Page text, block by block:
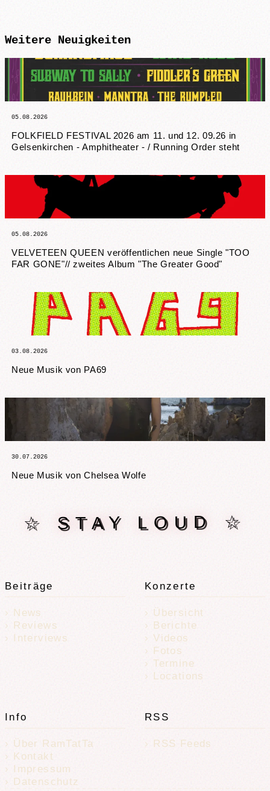
Weitere Neuigkeiten
05.08.2026
FOLKFIELD FESTIVAL 2026 am 11. und 12. 09.26 in
Gelsenkirchen - Amphitheater - / Running Order steht
05.08.2026
VELVETEEN QUEEN veröffentlichen neue Single "TOO
FAR GONE"// zweites Album "The Greater Good"
03.08.2026
Neue Musik von PA69
30.07.2026
Neue Musik von Chelsea Wolfe
☆ STAY LOUD ☆
Beiträge
News
Reviews
Interviews
Konzerte
Übersicht
Berichte
Videos
Fotos
Termine
Locations
Info
Über RamTatTa
Kontakt
Impressum
Datenschutz
RSS
RSS Feeds